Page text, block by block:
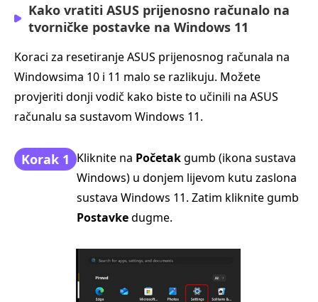
Kako vratiti ASUS prijenosno računalo na
tvorničke postavke na Windows 11
Koraci za resetiranje ASUS prijenosnog računala na
Windowsima 10 i 11 malo se razlikuju. Možete
provjeriti donji vodič kako biste to učinili na ASUS
računalu sa sustavom Windows 11.
Korak 1 Kliknite na Početakgumb (ikona sustava
Windows) u donjem lijevom kutu zaslona
sustava Windows 11. Zatim kliknite gumb
Postavkedugme.